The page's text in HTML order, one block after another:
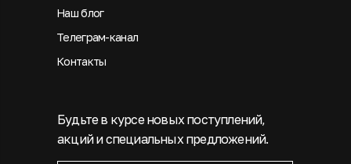
Будьте в курсе новых поступлений,
акций и специальных предложений.
Наш блог
Телеграм-канал
Контакты